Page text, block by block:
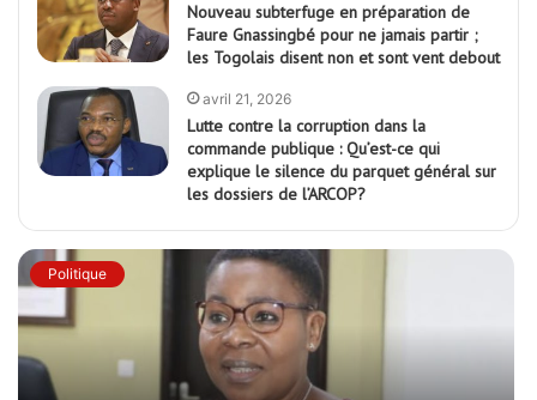
Nouveau subterfuge en préparation de
Faure Gnassingbé pour ne jamais partir ;
les Togolais disent non et sont vent debout
avril 21, 2026
Lutte contre la corruption dans la
commande publique : Qu’est-ce qui
explique le silence du parquet général sur
les dossiers de l’ARCOP?
Politique